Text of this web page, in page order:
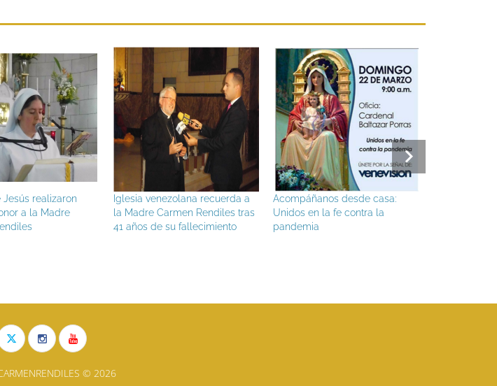
Iglesia venezolana recuerda a
la Madre Carmen Rendiles tras
41 años de su fallecimiento
Acompáñanos desde casa:
Unidos en la fe contra la
pandemia
Cardenal Baltazar Porras: Oficia
Misa del domingo 29 de marzo
© 2026